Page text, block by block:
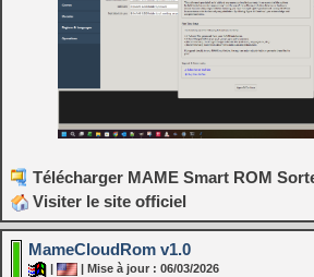
Télécharger MAME Smart ROM
Visiter le site officiel
MameCloudRom v1.0
| Mise à jour : 06/03/2026